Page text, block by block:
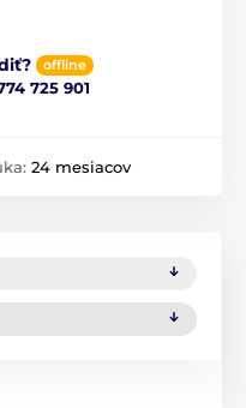
offline
725 901
24 mesiacov